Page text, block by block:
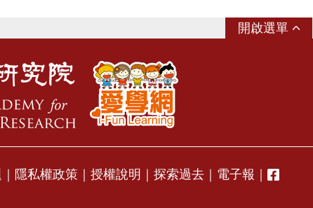
選單
｜ 隱私權政策 ｜ 授權說明 ｜ 探索過去 ｜ 電子報 ｜